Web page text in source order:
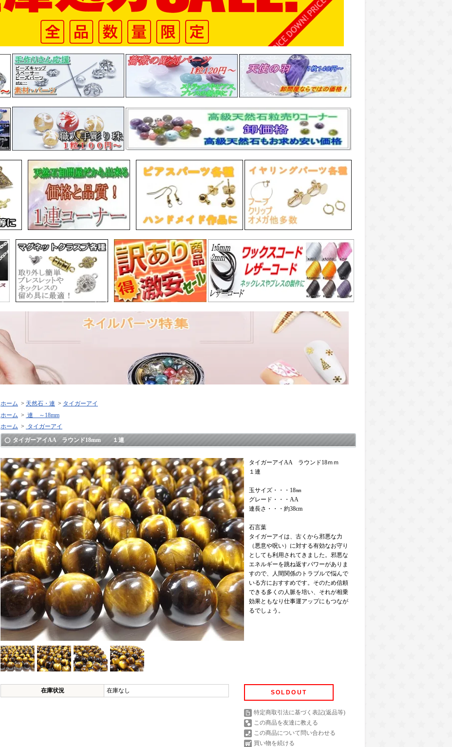
ホーム > 天然石・連 > タイガーアイ
ホーム > 連 ～18mm
ホーム > タイガーアイ
タイガーアイAA ラウンド18mm １連
タイガーアイAA ラウンド18ｍｍ
１連
玉サイズ・・・18㎜
グレード・・・AA
連長さ・・・約38cm
石言葉
タイガーアイは、古くから邪悪な力
（悪意や呪い）に対する有効なお守り
としても利用されてきました。邪悪な
エネルギーを跳ね返すパワーがありま
すので、人間関係のトラブルで悩んで
いる方におすすめです。そのため信頼
できる多くの人脈を培い、それが相乗
効果ともなり仕事運アップにもつなが
るでしょう。
在庫状況 在庫なし SOLDOUT
特定商取引法に基づく表記(返品等)
この商品を友達に教える
この商品について問い合わせる
買い物を続ける